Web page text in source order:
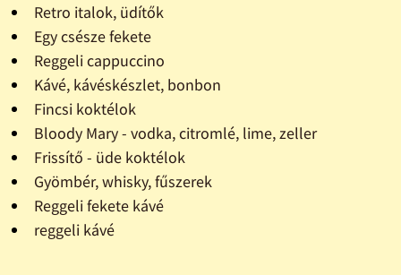
Retro italok, üdítők
Egy csésze fekete
Reggeli cappuccino
Kávé, kávéskészlet, bonbon
Fincsi koktélok
Bloody Mary - vodka, citromlé, lime, zeller
Frissítő - üde koktélok
Gyömbér, whisky, fűszerek
Reggeli fekete kávé
reggeli kávé